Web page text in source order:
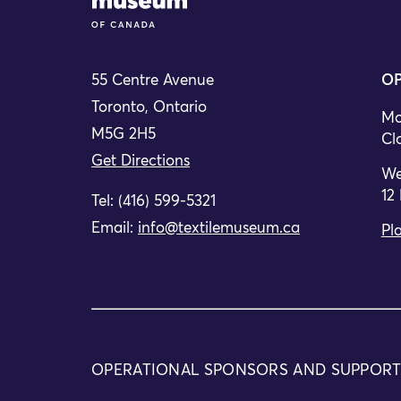
55 Centre Avenue
Toronto, Ontario
M5G 2H5
Get Directions
Tel: (416) 599-5321
Email: info@textilemuseum.ca
12
OPERATIONAL SPONSORS AND